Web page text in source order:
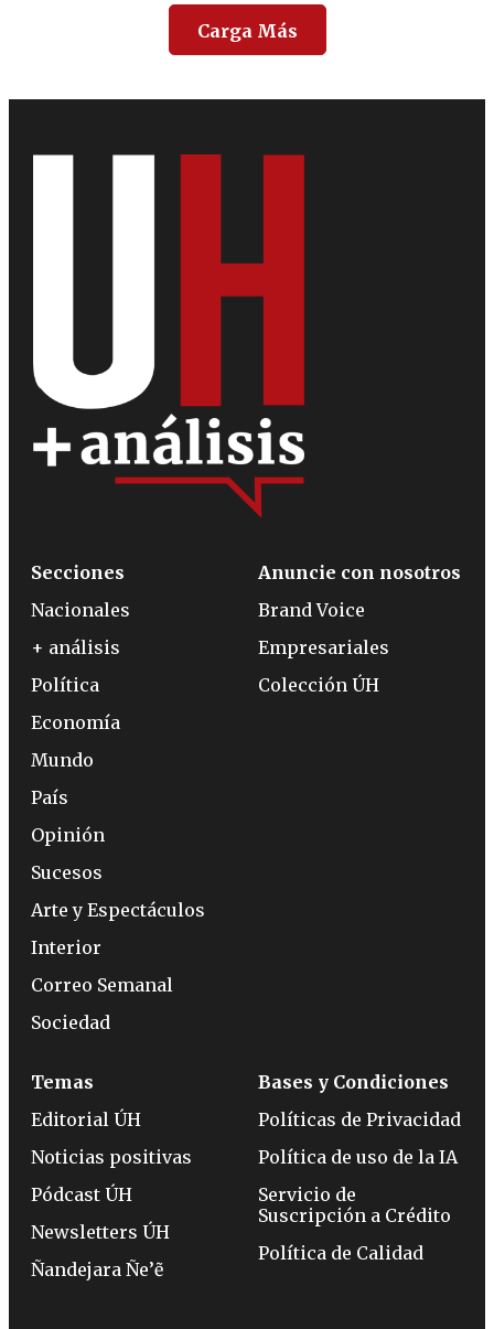
Carga Más
Secciones
Nacionales
+ análisis
Política
Economía
Mundo
País
Opinión
Sucesos
Arte y Espectáculos
Interior
Correo Semanal
Sociedad
Anuncie con nosotros
Brand Voice
Empresariales
Colección ÚH
Temas
Editorial ÚH
Noticias positivas
Pódcast ÚH
Newsletters ÚH
Ñandejara Ñe’ẽ
Bases y Condiciones
Políticas de Privacidad
Política de uso de la IA
Servicio de
Suscripción a Crédito
Política de Calidad